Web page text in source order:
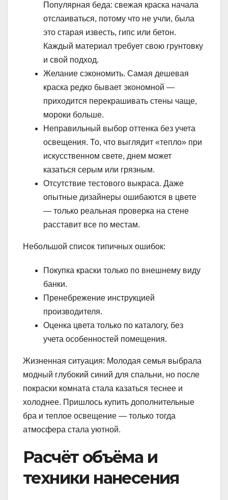
Популярная беда: свежая краска начала
отслаиваться, потому что не учли, была
это старая известь, гипс или бетон.
Каждый материал требует свою грунтовку
и свой подход.
Желание сэкономить. Самая дешевая
краска редко бывает экономной —
приходится перекрашивать стены чаще,
мороки больше.
Неправильный выбор оттенка без учета
освещения. То, что выглядит «тепло» при
искусственном свете, днем может
казаться серым или грязным.
Отсутствие тестового выкраса. Даже
опытные дизайнеры ошибаются в цвете
— только реальная проверка на стене
расставит все по местам.
Небольшой список типичных ошибок:
Покупка краски только по внешнему виду
банки.
Пренебрежение инструкцией
производителя.
Оценка цвета только по каталогу, без
учета особенностей помещения.
Жизненная ситуация: Молодая семья выбрала
модный глубокий синий для спальни, но после
покраски комната стала казаться теснее и
холоднее. Пришлось купить дополнительные
бра и теплое освещение — только тогда
атмосфера стала уютной.
Расчёт объёма и
техники нанесения